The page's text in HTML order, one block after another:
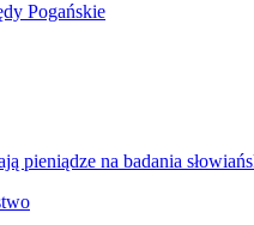
Pogańskie
pieniądze na badania